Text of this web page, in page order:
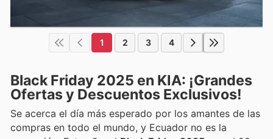
1 2 3 4
Black Friday 2025 en KIA: ¡Grandes
Ofertas y Descuentos Exclusivos!
Se acerca el día más esperado por los amantes de las
compras en todo el mundo, y Ecuador no es la